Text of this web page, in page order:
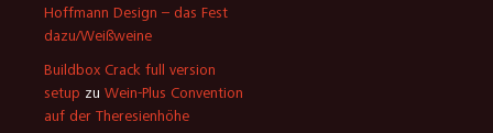
Hoffmann Design – das Fest
dazu/Weißweine
Buildbox Crack full version
setup zu Wein-Plus Convention
auf der Theresienhöhe